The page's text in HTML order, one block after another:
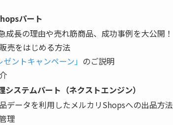
パート
成長の理由や売れ筋商品、成功事例を大公開！
売をはじめる方法
ゼントキャンペーン」 のご説明
システムパート（ネクストエンジン）
データを利用したメルカリShopsへの出品方法
理